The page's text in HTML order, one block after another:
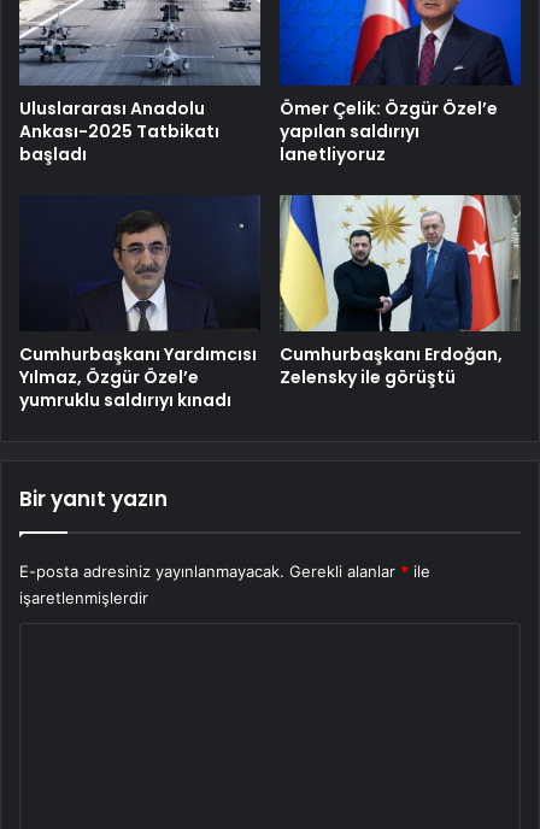
Uluslararası Anadolu
Ankası-2025 Tatbikatı
başladı
Ömer Çelik: Özgür Özel’e
yapılan saldırıyı
lanetliyoruz
Cumhurbaşkanı Yardımcısı
Yılmaz, Özgür Özel’e
yumruklu saldırıyı kınadı
Cumhurbaşkanı Erdoğan,
Zelensky ile görüştü
Bir yanıt yazın
E-posta adresiniz yayınlanmayacak. Gerekli alanlar * ile
işaretlenmişlerdir